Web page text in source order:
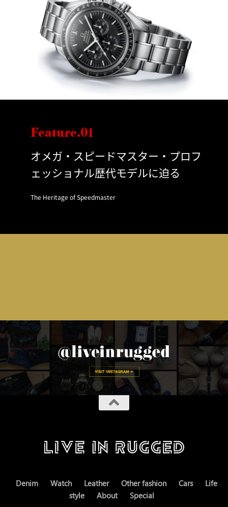
Feature.01
オメガ・スピードマスター・プロフ
ェッショナル歴代モデルに迫る
The Heritage of Speedmaster
Denim Watch Leather Other fashion Cars
Life
style
About Special